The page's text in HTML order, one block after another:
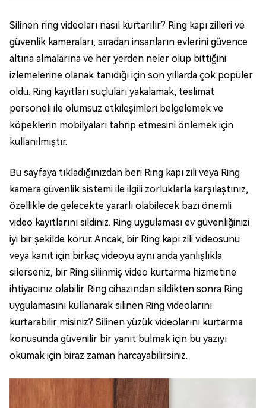
Silinen ring videoları nasıl kurtarılır? Ring kapı zilleri ve
güvenlik kameraları, sıradan insanların evlerini güvence
altına almalarına ve her yerden neler olup bittiğini
izlemelerine olanak tanıdığı için son yıllarda çok popüler
oldu. Ring kayıtları suçluları yakalamak, teslimat
personeli ile olumsuz etkileşimleri belgelemek ve
köpeklerin mobilyaları tahrip etmesini önlemek için
kullanılmıştır.
Bu sayfaya tıkladığınızdan beri Ring kapı zili veya Ring
kamera güvenlik sistemi ile ilgili zorluklarla karşılaştınız,
özellikle de gelecekte yararlı olabilecek bazı önemli
video kayıtlarını sildiniz. Ring uygulaması ev güvenliğinizi
iyi bir şekilde korur. Ancak, bir Ring kapı zili videosunu
veya kanıt için birkaç videoyu aynı anda yanlışlıkla
silerseniz, bir Ring silinmiş video kurtarma hizmetine
ihtiyacınız olabilir. Ring cihazından sildikten sonra Ring
uygulamasını kullanarak silinen Ring videolarını
kurtarabilir misiniz? Silinen yüzük videolarını kurtarma
konusunda güvenilir bir yanıt bulmak için bu yazıyı
okumak için biraz zaman harcayabilirsiniz.